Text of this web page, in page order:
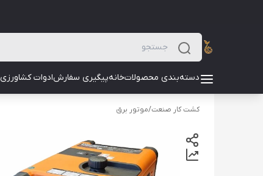
دسته‌بندی محصولاتخانهپیگیری سفارشادوات کشاورزی
کشت کار صنعت/موتور برق